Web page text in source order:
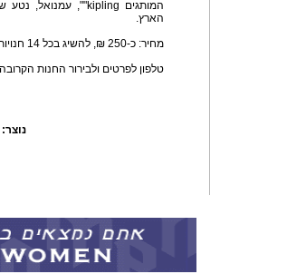
הארץ.
מחיר: כ-250 ₪, להשיג בכל 14 חנויות רשת "תיק ותיק" בקניונים המובילים ברחבי הארץ.
טלפון לפרטים ולבירור החנות הקרובה למקום